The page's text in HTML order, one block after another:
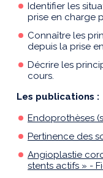
Identifier les
prise en charge
Connaître les
depuis la prise
Décrire les
cours.
Les publications :
Endoprothèses
Pertinence des
Angioplastie
stents actifs » -